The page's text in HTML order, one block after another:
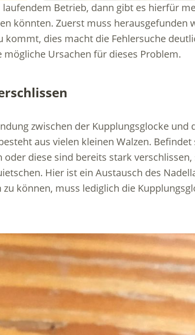
Betrieb, dann gibt es hierfür
könnten. Zuerst muss herausgefunden
kommt, dies macht die Fehlersuche
mögliche Ursachen für dieses Problem.
zwischen der Kupplungsglocke und
aus vielen kleinen Walzen.
diese sind bereits stark
Hier ist ein Austausch des
können, muss lediglich die